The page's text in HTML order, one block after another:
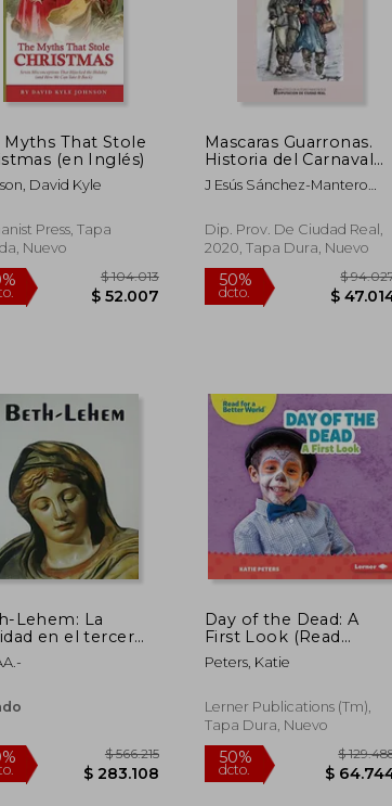
40%
dcto.
50%
dcto.
Myths That Stole
(en Inglés)
David Kyle
Press, Tapa
Nuevo
$ 52.007
Mascaras Guarronas.
Historia del Carnaval
Daimieleño del Siglo
xv ii a 2020
J Esús Sánchez-Mantero
Dip. Prov. De Ciudad Real,
2020, Tapa Dura, Nuevo
Lehem: La
en el tercer
de la Iglesia.
Day of the Dead: A
First Look (Read
About Holidays (Read
for a Better World ™))
Peters, Katie
Lerner Publications (Tm),
Tapa Dura, Nuevo